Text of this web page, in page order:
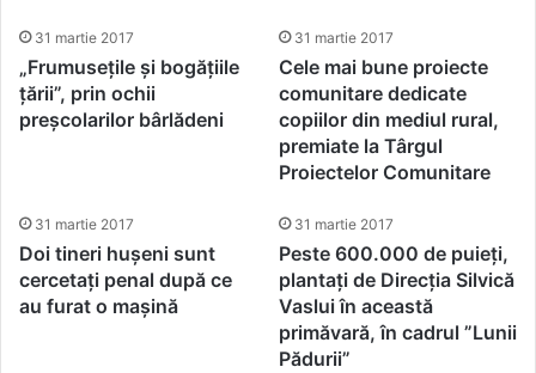
31 martie 2017
„Frumusețile și bogățiile
țării”, prin ochii
preșcolarilor bârlădeni
31 martie 2017
Cele mai bune proiecte
comunitare dedicate
copiilor din mediul rural,
premiate la Târgul
Proiectelor Comunitare
31 martie 2017
Doi tineri hușeni sunt
cercetați penal după ce
au furat o mașină
31 martie 2017
Peste 600.000 de puieți,
plantați de Direcția Silvică
Vaslui în această
primăvară, în cadrul ”Lunii
Pădurii”